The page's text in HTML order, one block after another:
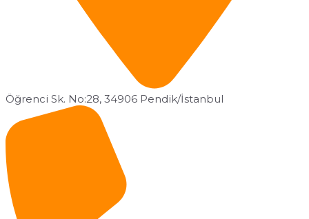
Öğrenci Sk. No:28, 34906 Pendik/İstanbul